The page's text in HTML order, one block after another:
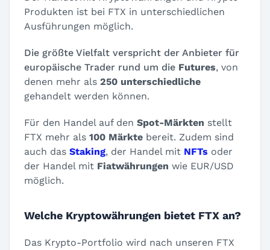
Produkten ist bei FTX in unterschiedlichen
Ausführungen möglich.
Die größte Vielfalt verspricht der Anbieter für
europäische Trader rund um die Futures, von
denen mehr als 250 unterschiedliche
gehandelt werden können.
Für den Handel auf den Spot-Märkten stellt
FTX mehr als 100 Märkte bereit. Zudem sind
auch das Staking, der Handel mit NFTs oder
der Handel mit Fiatwährungen wie EUR/USD
möglich.
Welche Kryptowährungen bietet FTX an?
Das Krypto-Portfolio wird nach unseren FTX